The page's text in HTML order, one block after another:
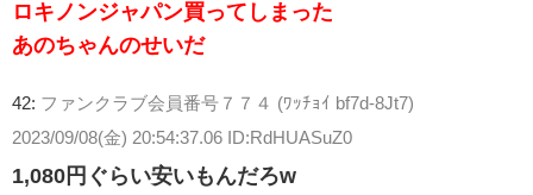
ロキノンジャパン買ってしまった
あのちゃんのせいだ
42: ファンクラブ会員番号７７４ (ﾜｯﾁｮｲ bf7d-8Jt7)
2023/09/08(金) 20:54:37.06 ID:RdHUASuZ0
1,080円ぐらい安いもんだろw